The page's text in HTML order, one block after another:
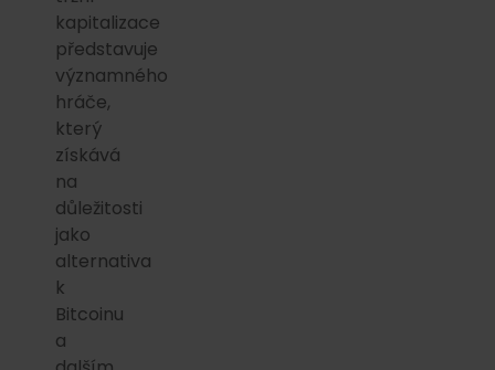
kapitalizace
představuje
významného
hráče,
který
získává
na
důležitosti
jako
alternativa
k
Bitcoinu
a